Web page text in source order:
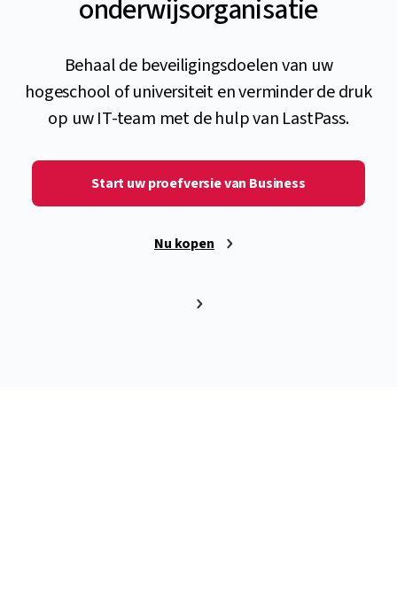
onderwijsorganisatie
Behaal de beveiligingsdoelen van uw
hogeschool of universiteit en verminder de druk
op uw IT-team met de hulp van LastPass.
Start uw proefversie van Business
Nu kopen